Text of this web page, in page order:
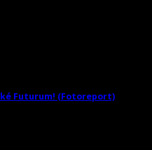
Futurum! (Fotoreport)